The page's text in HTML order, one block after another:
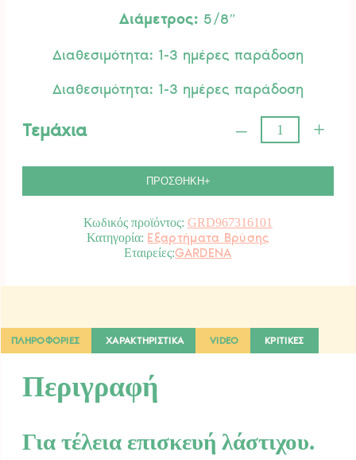
Διάμετρος: 5/8″
Διαθεσιμότητα: 1-3 ημέρες παράδοση
Διαθεσιμότητα: 1-3 ημέρες παράδοση
Τεμάχια –
18233-
Σύνδεσμος
GARDENA.
+
ΠΡΟΣΘΗΚΗ+
Κωδικός προϊόντος: GRD967316101
Κατηγορία: Εξαρτήματα Βρύσης
GARDENA
ΠΛΗΡΟΦΟΡΙΕΣ ΧΑΡΑΚΤΗΡΙΣΤΙΚΑ VIDEO ΚΡΙΤΙΚΕΣ
Περιγραφή
Για τέλεια επισκευή λάστιχου.